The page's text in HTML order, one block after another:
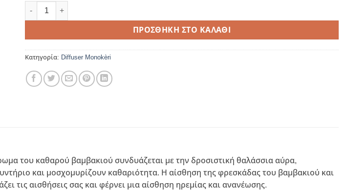
Fresh Cotton & Sea Mist-Reed Diffuser ποσότητα
ΠΡΟΣΘΉΚΗ ΣΤΟ ΚΑΛΆΘΙ
Κατηγορία: Diffuser Monokèri
του καθαρού βαμβακιού συνδυάζεται με την δροσιστική θαλάσσια αύρα,
και μοσχομυρίζουν καθαριότητα. Η αίσθηση της φρεσκάδας του βαμβακιού και
τις αισθήσεις σας και φέρνει μια αίσθηση ηρεμίας και ανανέωσης.